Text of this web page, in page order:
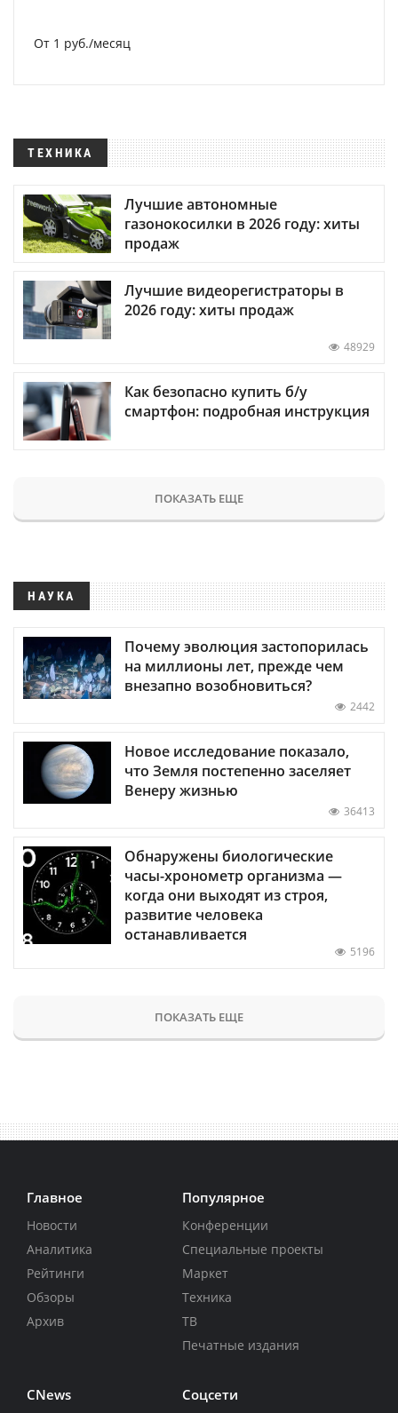
От 1 руб./месяц
ТЕХНИКА
Лучшие автономные
газонокосилки в 2026 году: хиты
продаж
Лучшие видеорегистраторы в
2026 году: хиты продаж
48929
Как безопасно купить б/у
смартфон: подробная инструкция
ПОКАЗАТЬ ЕЩЕ
НАУКА
Почему эволюция застопорилась
на миллионы лет, прежде чем
внезапно возобновиться?
2442
Новое исследование показало,
что Земля постепенно заселяет
Венеру жизнью
36413
Обнаружены биологические
часы-хронометр организма —
когда они выходят из строя,
развитие человека
останавливается
5196
ПОКАЗАТЬ ЕЩЕ
Главное
Новости
Аналитика
Рейтинги
Обзоры
Архив
Популярное
Конференции
Специальные проекты
Маркет
Техника
ТВ
Печатные издания
CNews Соцсети